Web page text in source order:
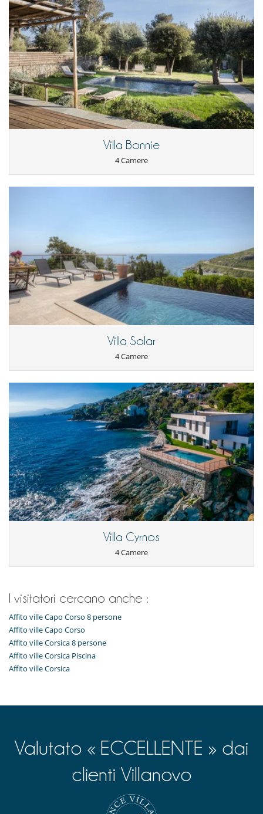
Villa Bonnie
4 Camere
Villa Solar
4 Camere
Villa Cyrnos
4 Camere
I visitatori cercano anche :
Affito ville Capo Corso 8 persone
Affito ville Capo Corso
Affito ville Corsica 8 persone
Affito ville Corsica Piscina
Affito ville Corsica
Valutato « ECCELLENTE » dai
clienti Villanovo